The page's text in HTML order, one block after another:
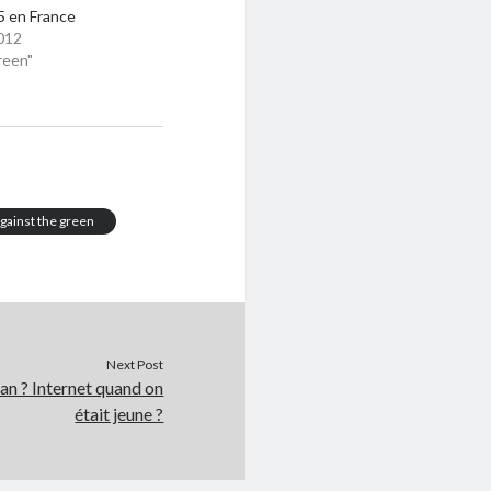
en France
the green
Next Post
? Internet quand on
était jeune ?